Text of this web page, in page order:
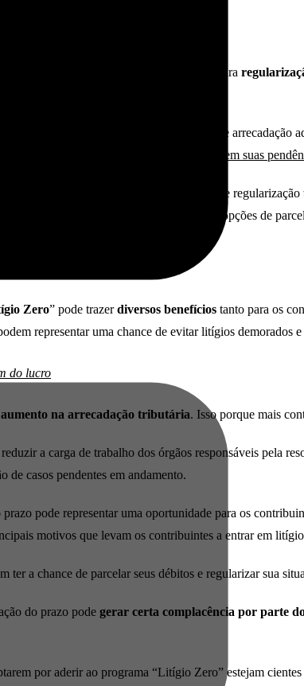
tributária
foi anunciada a prorrogação da data para
como, por exemplo, a necessidade de
para que os contribuintes
regularizem suas
de acordo com a jurisdição e o programa de
em multas e juros, e a disponibilização de opções de
Zero” pode trazerdiversos benefícios tanto para os
representar uma chance de evitar litígios
do lucro
aumento na arrecadação tributária. Isso porque mais
a carga de trabalho dos órgãos responsáveis pela
de casos pendentes em andamento.
pode representar uma oportunidade para os
motivos que levam os contribuintes a entrar em litígio
ter a chance de parcelar seus débitos e regularizar sua
do prazo pode gerar certa complacência por parte
por aderir ao programa “Litígio Zero” estejam